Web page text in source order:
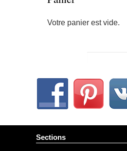
Votre panier est vide.
Sections